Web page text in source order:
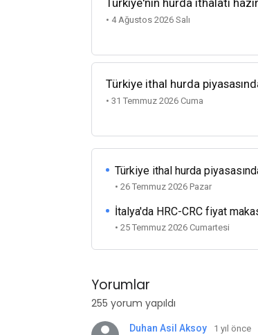
Türkiye'nin hurda ithalatı
• 4 Ağustos 2026 Salı
Türkiye ithal hurda
• 31 Temmuz 2026 Cuma
Türkiye ithal hurda
• 26 Temmuz 2026 Pazar
İtalya'da HRC-CRC fiyat
• 25 Temmuz 2026 Cumartesi
Yorumlar
255 yorum yapıldı
Duhan Asil Aksoy 1 yıl önce